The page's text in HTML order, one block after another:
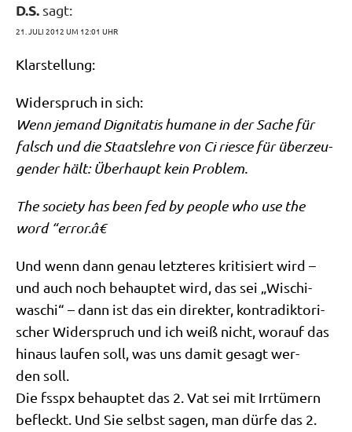
D.S. sagt:
21. JULI 2012 UM 12:01 UHR
Klar­stel­lung:
Wider­spruch in sich:
Wenn jemand Dignita­tis huma­ne in der Sache für
falsch und die Staats­leh­re von Ci rie­sce für über­zeu­
gen­der hält: Über­haupt kein Problem.
The socie­ty has been fed by peo­p­le who use the
word “error.â€
Und wenn dann genau letz­te­res kri­ti­siert wird –
und auch noch behaup­tet wird, das sei „Wischi-
waschi“ – dann ist das ein direk­ter, kon­tra­dik­to­ri­
scher Wider­spruch und ich weiß nicht, wor­auf das
hin­aus lau­fen soll, was uns damit gesagt wer­
den soll.
Die fsspx behaup­tet das 2. Vat sei mit Irr­tü­mern
befleckt. Und Sie selbst sagen, man dür­fe das 2.